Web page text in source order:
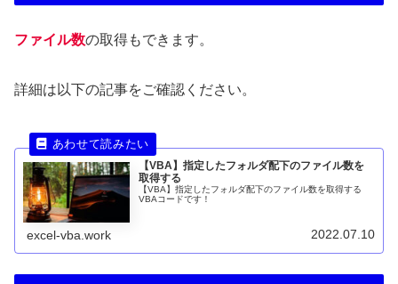
ファイル数の取得もできます。
詳細は以下の記事をご確認ください。
【VBA】指定したフォルダ配下のファイル数を
取得する
【VBA】指定したフォルダ配下のファイル数を取得する
VBAコードです！
excel-vba.work 2022.07.10